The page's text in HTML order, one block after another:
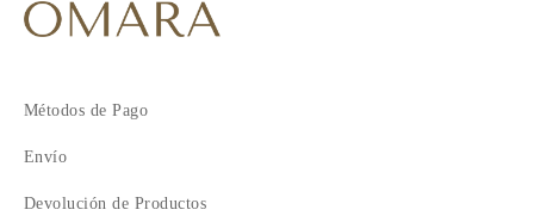
Métodos de Pago
Envío
Devolución de Productos